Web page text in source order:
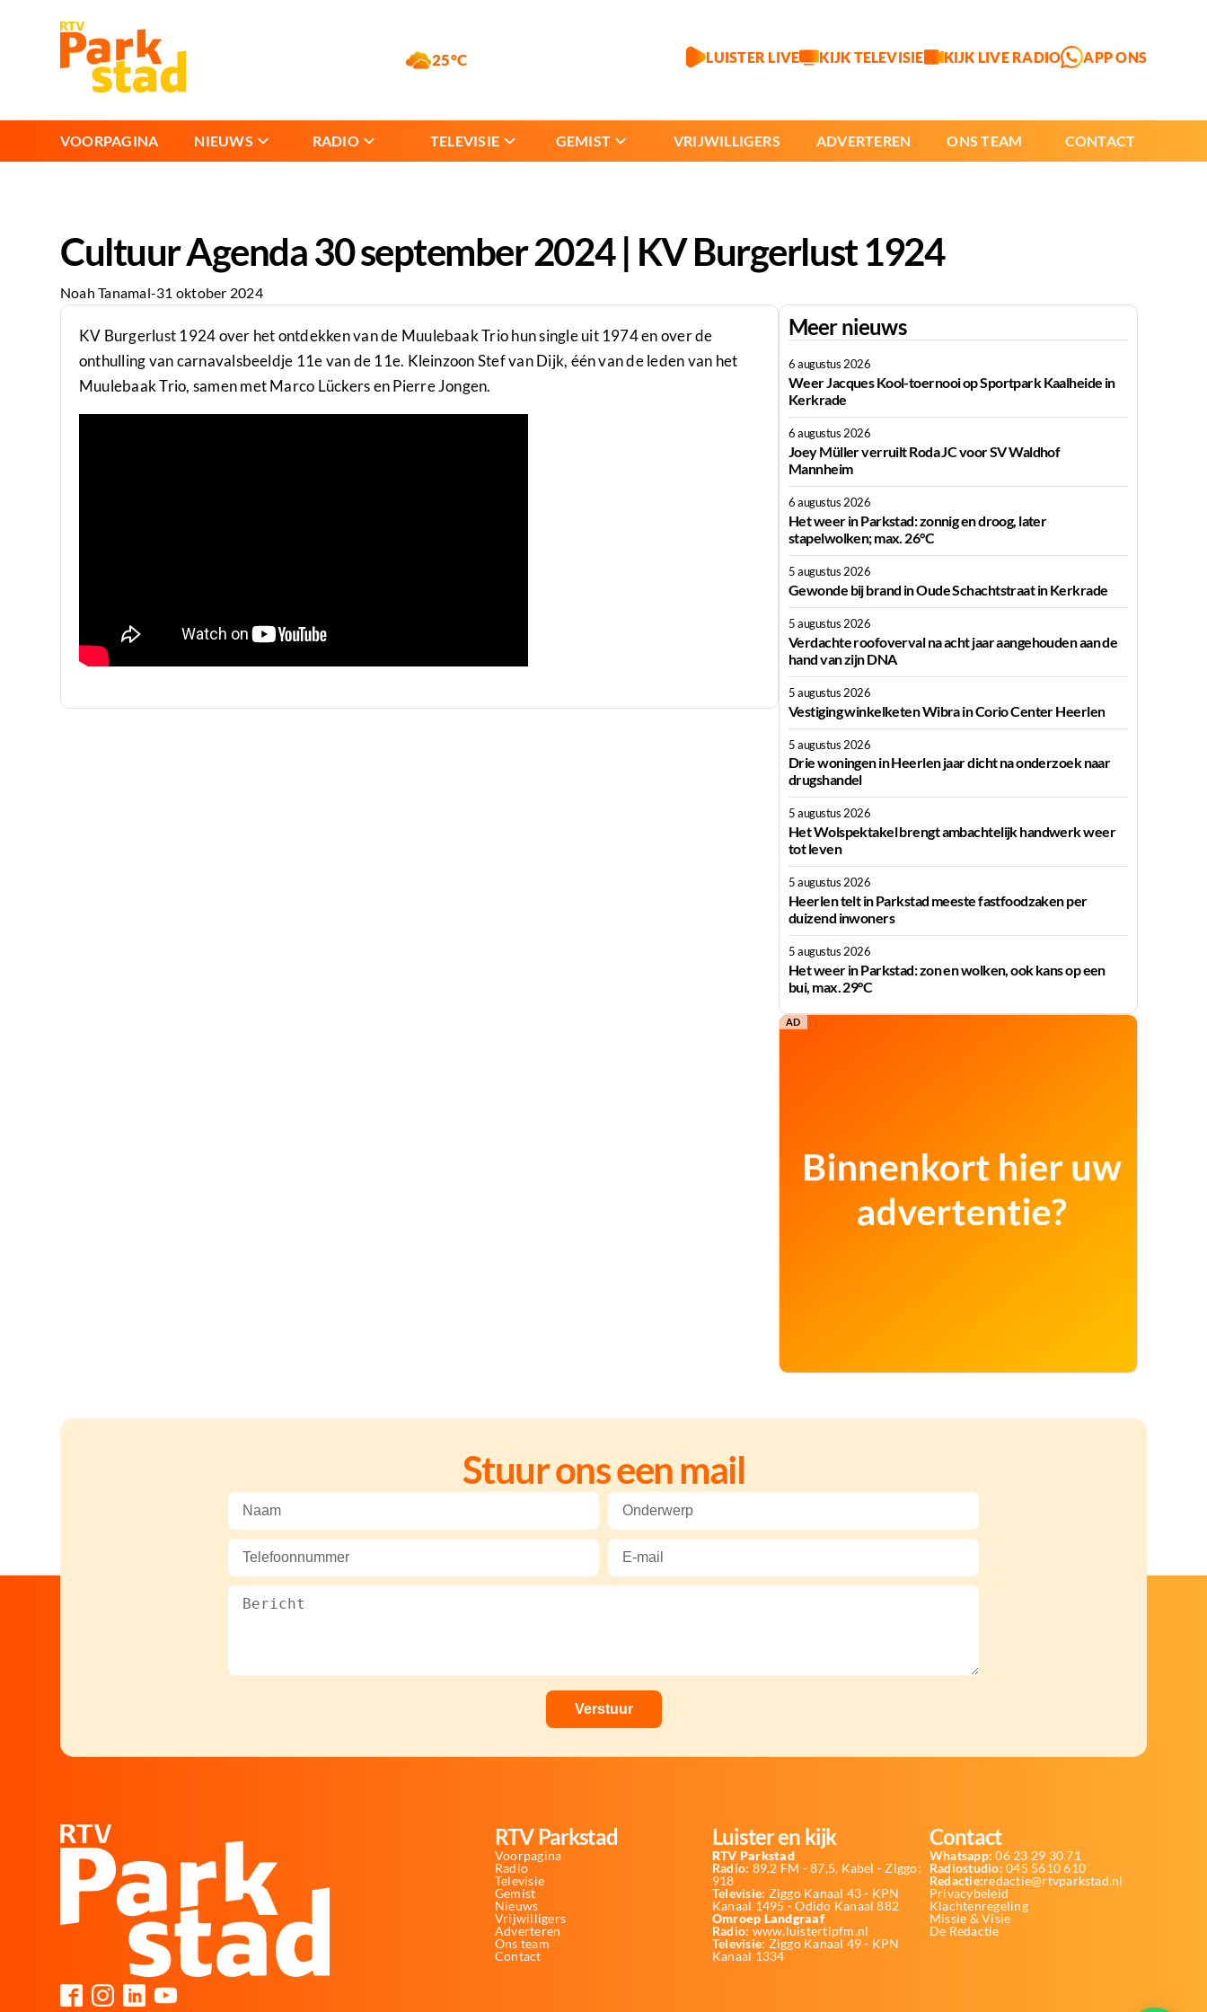
25°C LUISTER LIVE KIJK TELEVISIE KIJK LIVE RADIO APP ONS
VOORPAGINA NIEUWS RADIO TELEVISIE GEMIST VRIJWILLIGERS ADVERTEREN ONS TEAM CONTACT
Cultuur Agenda 30 september 2024 | KV Burgerlust 1924
Noah Tanamal-31 oktober 2024
KV Burgerlust 1924 over het ontdekken van de Muulebaak Trio hun single uit 1974 en over de
onthulling van carnavalsbeeldje 11e van de 11e. Kleinzoon Stef van Dijk, één van de leden van het
Muulebaak Trio, samen met Marco Lückers en Pierre Jongen.
Meer nieuws
6 augustus 2026
Weer Jacques Kool-toernooi op Sportpark Kaalheide in
Kerkrade
6 augustus 2026
Joey Müller verruilt Roda JC voor SV Waldhof
Mannheim
6 augustus 2026
Het weer in Parkstad: zonnig en droog, later
stapelwolken; max. 26°C
5 augustus 2026
Gewonde bij brand in Oude Schachtstraat in Kerkrade
5 augustus 2026
Verdachte roofoverval na acht jaar aangehouden aan de
hand van zijn DNA
5 augustus 2026
Vestiging winkelketen Wibra in Corio Center Heerlen
5 augustus 2026
Drie woningen in Heerlen jaar dicht na onderzoek naar
drugshandel
5 augustus 2026
Het Wolspektakel brengt ambachtelijk handwerk weer
tot leven
5 augustus 2026
Heerlen telt in Parkstad meeste fastfoodzaken per
duizend inwoners
5 augustus 2026
Het weer in Parkstad: zon en wolken, ook kans op een
bui, max. 29°C
AD
Stuur ons een mail
RTV Parkstad
Voorpagina
Radio
Televisie
Gemist
Nieuws
Vrijwilligers
Adverteren
Ons team
Contact
Luister en kijk
RTV Parkstad
Radio: 89,2 FM - 87,5, Kabel - Ziggo:
918
Televisie: Ziggo Kanaal 43 - KPN
Kanaal 1495 - Odido Kanaal 882
Omroep Landgraaf
Radio: www.luistertipfm.nl
Televisie: Ziggo Kanaal 49 - KPN
Kanaal 1334
Contact
Whatsapp: 06 23 29 30 71
Radiostudio: 045 5610 610
Redactie:redactie@rtvparkstad.nl
Privacybeleid
Klachtenregeling
Missie & Visie
De Redactie